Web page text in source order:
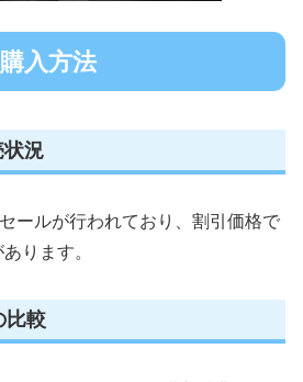
入方法
況
ールが行われており、割引価格で
ります。
比較